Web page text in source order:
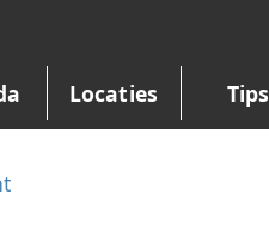
Locaties Tips